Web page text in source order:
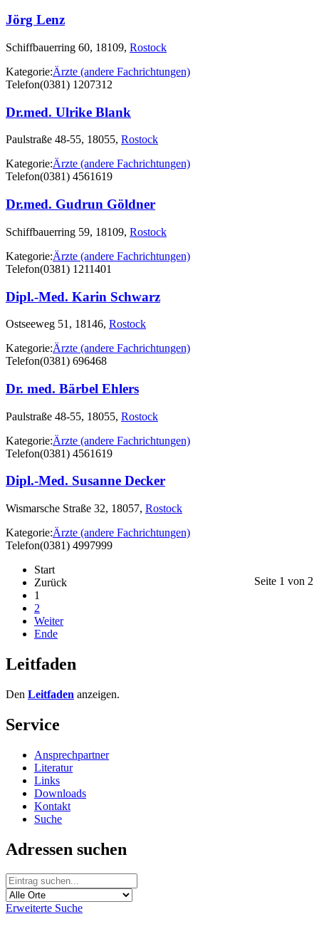
Jörg Lenz
Schiffbauerring 60, 18109, Rostock
Kategorie:Ärzte (andere Fachrichtungen)
Telefon(0381) 1207312
Dr.med. Ulrike Blank
Paulstraße 48-55, 18055, Rostock
Kategorie:Ärzte (andere Fachrichtungen)
Telefon(0381) 4561619
Dr.med. Gudrun Göldner
Schiffbauerring 59, 18109, Rostock
Kategorie:Ärzte (andere Fachrichtungen)
Telefon(0381) 1211401
Dipl.-Med. Karin Schwarz
Ostseeweg 51, 18146, Rostock
Kategorie:Ärzte (andere Fachrichtungen)
Telefon(0381) 696468
Dr. med. Bärbel Ehlers
Paulstraße 48-55, 18055, Rostock
Kategorie:Ärzte (andere Fachrichtungen)
Telefon(0381) 4561619
Dipl.-Med. Susanne Decker
Wismarsche Straße 32, 18057, Rostock
Kategorie:Ärzte (andere Fachrichtungen)
Telefon(0381) 4997999
Seite 1 von 2
Start
Zurück
1
2
Weiter
Ende
Leitfaden
Den Leitfaden anzeigen.
Service
Ansprechpartner
Literatur
Links
Downloads
Kontakt
Suche
Adressen suchen
Erweiterte Suche